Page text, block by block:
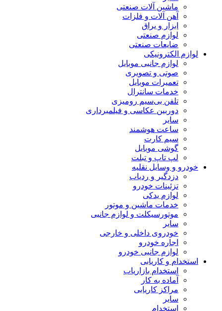
ماشین آلات صنعتی
آهن آلات و فلزات
ابزار و یراق
لوازم صنعتی
ضایعات صنعتی
لوازم الکترونیکی
لوازم جانبی موبایل
صوتی و تصویری
تعمیرات موبایل
خدمات سانترال
تلفن بی‌سیم رومیزی
دوربین عکاسی و فیلمبرداری
سایر
ساعت هوشمند
سیم کارت
گوشی موبایل
لپ تاپ و تبلت
خودرو و وسایل نقلیه
دزدگیر و ردیاب
تزئینات خودرو
لوازم یدکی
خدمات ماشین و موتور
موتورسیکلت و لوازم جانبی
سایر
خودروی داخلی و خارجی
اجاره خودرو
لوازم جانبی خودرو
استخدام و کاریابی
استخدام بازاریاب
آماده به کار
مراکز کاریابی
سایر
استخدام